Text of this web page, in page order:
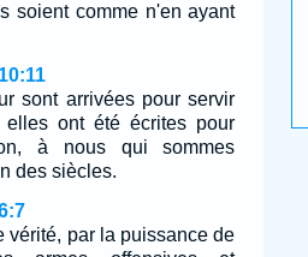
soient comme n'en ayant
sont arrivées pour servir
elles ont été écrites pour
à nous qui sommes
des siècles.
vérité, par la puissance de